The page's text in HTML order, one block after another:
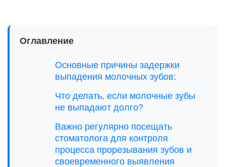
Оглавление
Основные причины задержки
выпадения молочных зубов:
Что делать, если молочные зубы
не выпадают долго?
Важно регулярно посещать
стоматолога для контроля
процесса прорезывания зубов и
своевременного выявления